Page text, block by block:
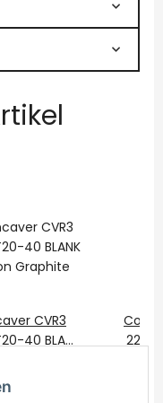
CVR3
40 BLANK
Graphite